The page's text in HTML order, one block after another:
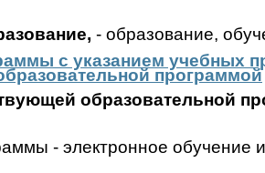
- образование,
с указанием учебных
программой
образовательной
- электронное обучение